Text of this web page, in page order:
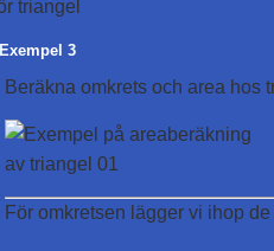
Exempel 3
Beräkna omkrets och area hos
För omkretsen lägger vi ihop